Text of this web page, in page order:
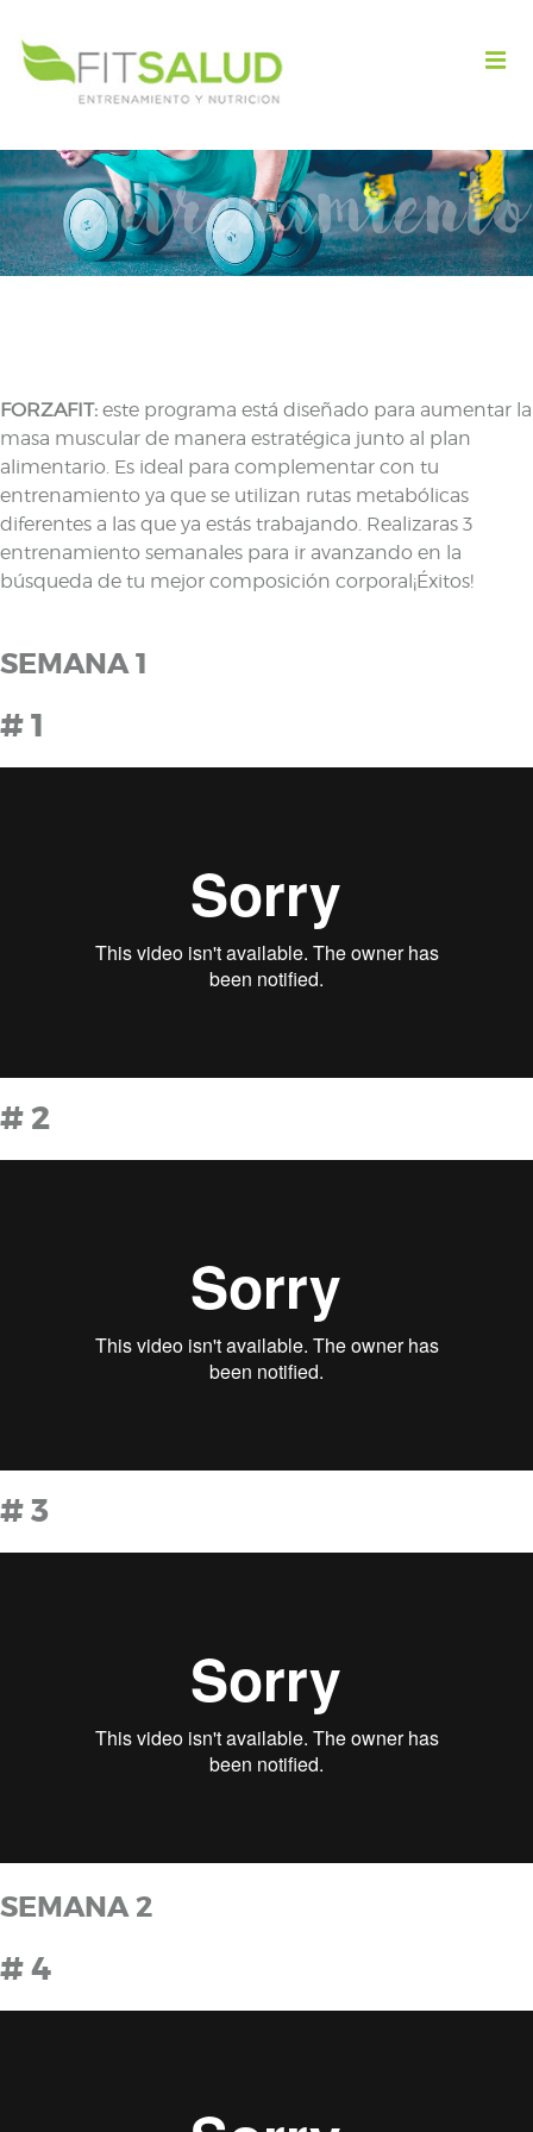
FORZAFIT: este programa está diseñado para aumentar la
masa muscular de manera estratégica junto al plan
alimentario. Es ideal para complementar con tu
entrenamiento ya que se utilizan rutas metabólicas
diferentes a las que ya estás trabajando. Realizaras 3
entrenamiento semanales para ir avanzando en la
búsqueda de tu mejor composición corporal¡Éxitos!
SEMANA 1
# 1
# 2
# 3
SEMANA 2
# 4